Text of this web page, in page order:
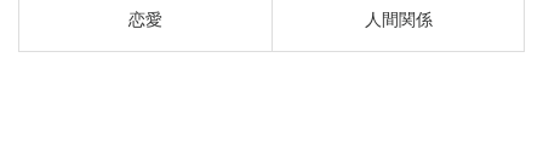
恋愛 人間関係